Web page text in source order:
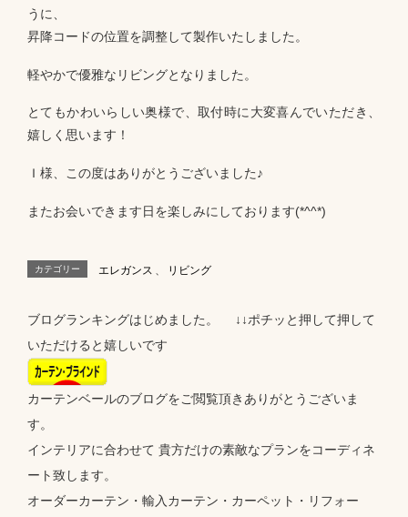
うに、
昇降コードの位置を調整して製作いたしました。
軽やかで優雅なリビングとなりました。
とてもかわいらしい奥様で、取付時に大変喜んでいただき、
嬉しく思います！
Ｉ様、この度はありがとうございました♪
またお会いできます日を楽しみにしております(*^^*)
カテゴリー エレガンス 、 リビング
ブログランキングはじめました。 ↓↓ポチッと押して押して
いただけると嬉しいです
カーテンベールのブログをご閲覧頂きありがとうございま
す。
インテリアに合わせて 貴方だけの素敵なプランをコーディネ
ート致します。
オーダーカーテン・輸入カーテン・カーペット・リフォー